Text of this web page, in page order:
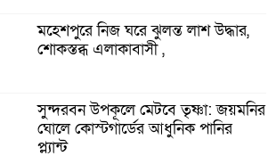
কারবারি আটক, ভ্রাম্যমাণ আদালতে
দুইজনের কারাদণ্ড
ঘোলে কোস্টগার্ডের আধুনিক পানির
প্ল্যান্ট
মহেশপুরে নিজ ঘরে ঝুলন্ত লাশ উদ্ধার,
শোকস্তব্ধ এলাকাবাসী ,
সুন্দরবন উপকূলে মেটবে তৃষ্ণা: জয়মনির
ঘোলে কোস্টগার্ডের আধুনিক পানির
প্ল্যান্ট